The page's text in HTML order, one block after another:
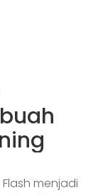
menjadi